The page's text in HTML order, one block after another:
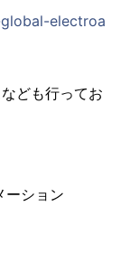
electroa
ども行ってお
ーション